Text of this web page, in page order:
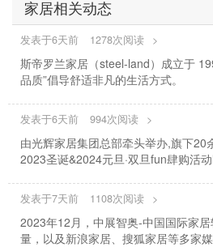
家居相关动态
发表于6天前 1278次阅读 >
斯帝罗兰家居（steel-land）成立于
品质”倡导舒适非凡的生活方式。
发表于6天前 994次阅读 >
由光辉家居集团总部牵头举办,旗下20
2023圣诞&2024元旦·双旦fun肆购活
发表于7天前 1108次阅读 >
2023年12月，中展智奥-中国国际家
量，以及新浪家居、搜狐家居等多家